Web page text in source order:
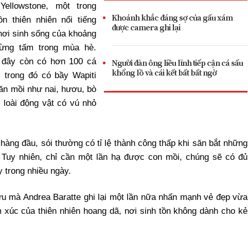
Khoảnh khắc đáng sợ của gấu xám
được camera ghi lại
Người đàn ông liều lĩnh tiếp cận cá sấu
khổng lồ và cái kết bất bất ngờ
một trong
thiên nhiên nổi tiếng
sinh sống của khoảng
tấm trong mùa hè.
còn có hơn 100 cá
trong đó có bầy Wapiti
mồi như nai, hươu, bò
động vật có vú nhỏ
đầu, sói thường có tỉ lệ thành công thấp khi săn bắt những
nhiên, chỉ cần một lần hạ được con mồi, chúng sẽ có đủ
trong nhiều ngày.
mà Andrea Baratte ghi lại một lần nữa nhấn mạnh vẻ đẹp vừa
xúc của thiên nhiên hoang dã, nơi sinh tồn không dành cho kẻ